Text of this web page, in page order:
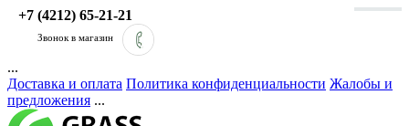
+7 (4212) 65-21-21
Звонок в магазин
...
Доставка и оплата Политика конфиденциальности Жалобы и
предложения ...